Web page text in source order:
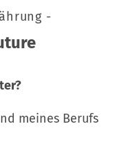
-
meines Berufs